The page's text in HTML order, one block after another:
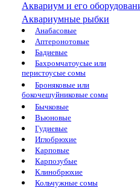
Аквариум и его
Аквариумные рыбки
Анабасовые
Аптеронотовые
Бадиевые
Бахромчатоусые или
перистоусые сомы
Броняковые или
бокочешуйниковые сомы
Бычковые
Вьюновые
Гудиевые
Иглобрюхие
Карповые
Карпозубые
Клинобрюхие
Кольчужные сомы